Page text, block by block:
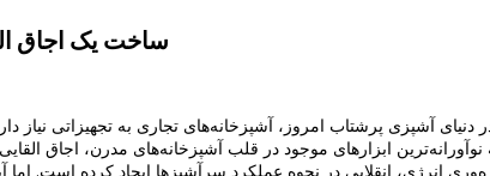
ساخت یک اجاق
دنیای آشپزی پرشتاب امروز، آشپزخانه‌های تجاری به تجهیزاتی نیاز
نوآورانه‌ترین ابزارهای موجود در قلب آشپزخانه‌های مدرن، اجاق